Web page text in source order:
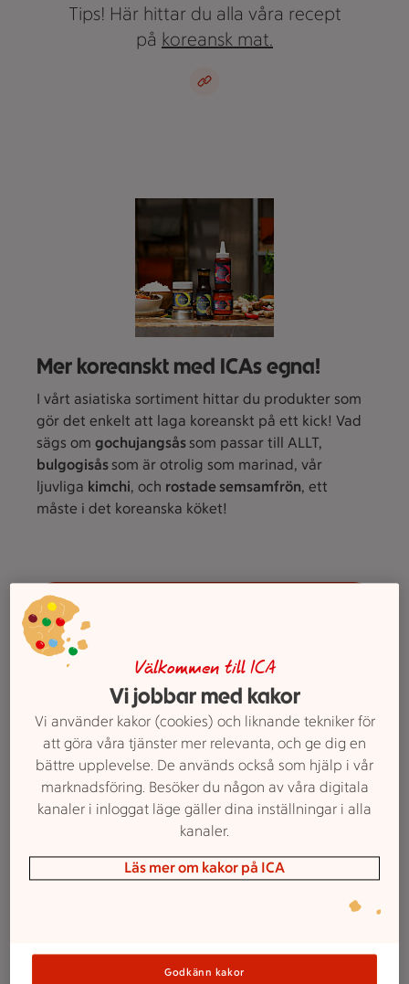
Tips! Här hittar du alla våra recept
på koreansk mat.
Mer koreanskt med ICAs egna!
I vårt asiatiska sortiment hittar du produkter som
gör det enkelt att laga koreanskt på ett kick! Vad
sägs om gochujangsås som passar till ALLT,
bulgogisås som är otrolig som marinad, vår
ljuvliga kimchi, och rostade semsamfrön, ett
måste i det koreanska köket!
Koreansk mat
Koreanska pannkakor, bulgogi på kyckling, bibimpap
är några exempel på koreanska rätter.
Välkommen till ICA
Vi jobbar med kakor
Vi använder kakor (cookies) och liknande tekniker för
att göra våra tjänster mer relevanta, och ge dig en
bättre upplevelse. De används också som hjälp i vår
marknadsföring. Besöker du någon av våra digitala
kanaler i inloggat läge gäller dina inställningar i alla
kanaler.
Läs mer om kakor på ICA
Godkänn kakor